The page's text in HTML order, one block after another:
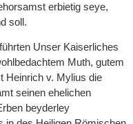
erbietig seye,
soll.
Unser Kaiserliches
Muth, gutem
Heinrich v. Mylius die
seinen ehelichen
beyderley